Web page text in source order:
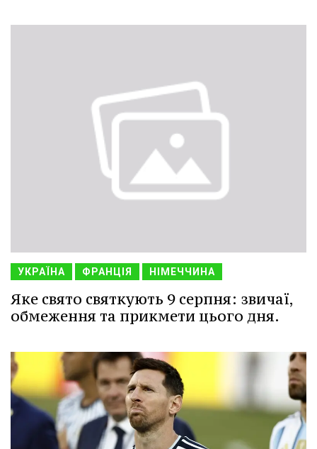
УКРАЇНА ФРАНЦІЯ НІМЕЧЧИНА
Яке свято святкують 9 серпня: звичаї,
обмеження та прикмети цього дня.